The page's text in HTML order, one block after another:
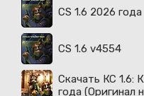
CS 1.6 2026 года
CS 1.6 v4554
Скачать КС 1.6:
года (Оригинал